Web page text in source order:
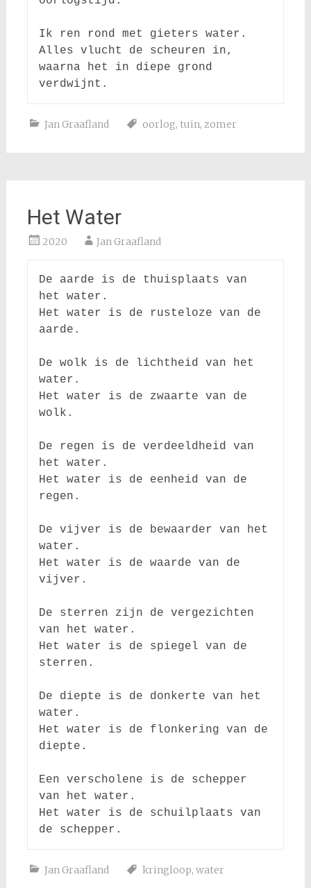
Ik ren rond met gieters water.
Alles vlucht de scheuren in,
waarna het in diepe grond
Jan Graafland oorlog, tuin, zomer
Het Water
2020 Jan Graafland
De aarde is de thuisplaats van
het water.
Het water is de rusteloze van de
aarde.
De wolk is de lichtheid van het
water.
Het water is de zwaarte van de
wolk.
De regen is de verdeeldheid van
het water.
Het water is de eenheid van de
regen.
De vijver is de bewaarder van het
water.
Het water is de waarde van de
vijver.
De sterren zijn de vergezichten
van het water.
Het water is de spiegel van de
sterren.
De diepte is de donkerte van het
water.
Het water is de flonkering van de
diepte.
Een verscholene is de schepper
van het water.
Het water is de schuilplaats van
Jan Graafland kringloop, water